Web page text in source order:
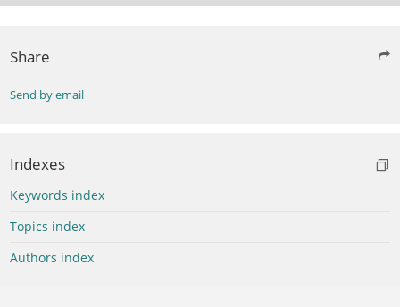
Share
Send by email
Indexes
Keywords index
Topics index
Authors index